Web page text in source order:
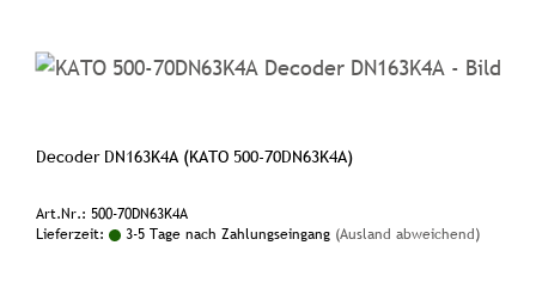
Decoder DN163K4A (KATO 500-70DN63K4A)
Art.Nr.: 500-70DN63K4A
Lieferzeit:
3-5 Tage nach Zahlungseingang (Ausland abweichend)